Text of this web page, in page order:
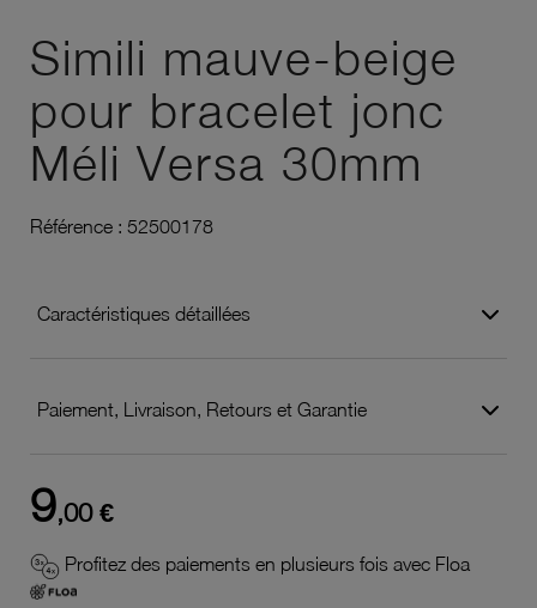
Simili mauve-beige
pour bracelet jonc
Méli Versa 30mm
Référence : 52500178
Caractéristiques détaillées
Paiement, Livraison, Retours et Garantie
9,00 €
Profitez des paiements en plusieurs fois avec Floa